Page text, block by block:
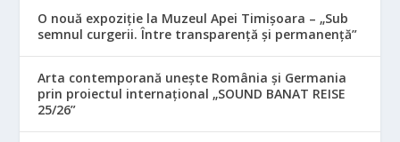
O nouă expoziție la Muzeul Apei Timișoara – „Sub
semnul curgerii. Între transparență și permanență”
Arta contemporană unește România și Germania
prin proiectul internațional „SOUND BANAT REISE
25/26”